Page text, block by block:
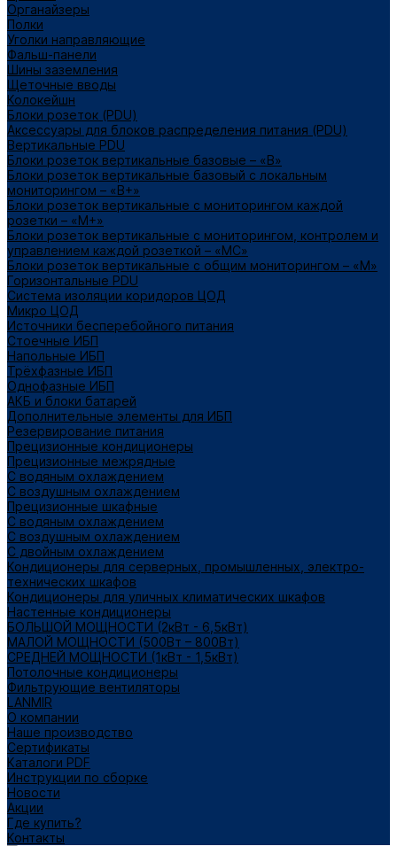
Органайзеры
Полки
Уголки направляющие
Фальш-панели
Шины заземления
Щеточные вводы
Колокейшн
Блоки розеток (PDU)
Аксессуары для блоков распределения питания (PDU)
Вертикальные PDU
Блоки розеток вертикальные базовые – «В»
Блоки розеток вертикальные базовый с локальным
мониторингом – «В+»
Блоки розеток вертикальные с мониторингом каждой
розетки – «М+»
Блоки розеток вертикальные с мониторингом, контролем и
управлением каждой розеткой – «МС»
Блоки розеток вертикальные с общим мониторингом – «М»
Горизонтальные PDU
Система изоляции коридоров ЦОД
Микро ЦОД
Источники бесперебойного питания
Стоечные ИБП
Напольные ИБП
Трёхфазные ИБП
Однофазные ИБП
АКБ и блоки батарей
Дополнительные элементы для ИБП
Резервирование питания
Прецизионные кондиционеры
Прецизионные межрядные
С водяным охлаждением
С воздушным охлаждением
Прецизионные шкафные
С водяным охлаждением
С воздушным охлаждением
С двойным охлаждением
Кондиционеры для серверных, промышленных, электро-
технических шкафов
Кондиционеры для уличных климатических шкафов
Настенные кондиционеры
БОЛЬШОЙ МОЩНОСТИ (2кВт - 6,5кВт)
МАЛОЙ МОЩНОСТИ (500Вт – 800Вт)
СРЕДНЕЙ МОЩНОСТИ (1кВт - 1,5кВт)
Потолочные кондиционеры
Фильтрующие вентиляторы
LANMIR
О компании
Наше производство
Сертификаты
Каталоги PDF
Инструкции по сборке
Новости
Акции
Где купить?
Контакты